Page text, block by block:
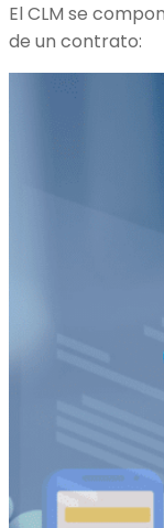
El CLM se
de un contrato: